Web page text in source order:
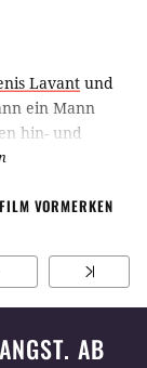
Bill
beim
zwischen den
Lavant und
ein Mann
hin- und
die Sängerin
FILM VORMERKEN
AB